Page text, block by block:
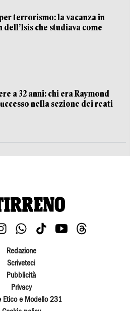
terrorismo: la vacanza in
dell’Isis che studiava come
a 32 anni: chi era Raymond
nella sezione dei reati
Redazione
Scriveteci
Pubblicità
Privacy
Etico e Modello 231